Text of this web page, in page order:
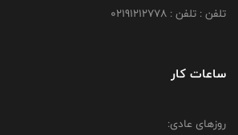
تلفن : تلفن : 02191212778
ساعات کار
روزهای عادی: